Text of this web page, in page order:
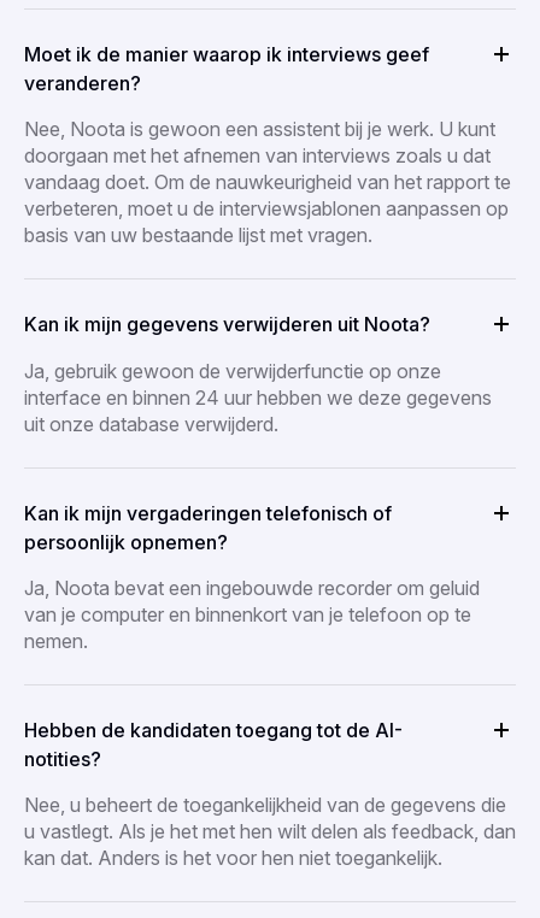
Moet ik de manier waarop ik interviews geef
veranderen?
Nee, Noota is gewoon een assistent bij je werk. U kunt
doorgaan met het afnemen van interviews zoals u dat
vandaag doet. Om de nauwkeurigheid van het rapport te
verbeteren, moet u de interviewsjablonen aanpassen op
basis van uw bestaande lijst met vragen.
Kan ik mijn gegevens verwijderen uit Noota?
Ja, gebruik gewoon de verwijderfunctie op onze
interface en binnen 24 uur hebben we deze gegevens
uit onze database verwijderd.
Kan ik mijn vergaderingen telefonisch of
persoonlijk opnemen?
Ja, Noota bevat een ingebouwde recorder om geluid
van je computer en binnenkort van je telefoon op te
nemen.
Hebben de kandidaten toegang tot de AI-
notities?
Nee, u beheert de toegankelijkheid van de gegevens die
u vastlegt. Als je het met hen wilt delen als feedback, dan
kan dat. Anders is het voor hen niet toegankelijk.